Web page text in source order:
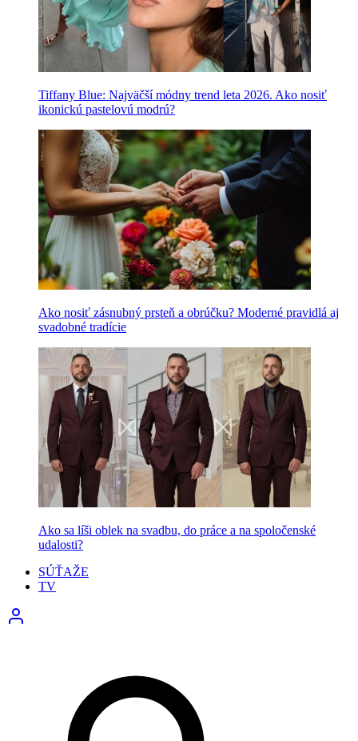
Tiffany Blue: Najväčší módny trend leta 2026. Ako nosiť
ikonickú pastelovú modrú?
Ako nosiť zásnubný prsteň a obrúčku? Moderné pravidlá aj
svadobné tradície
Ako sa líši oblek na svadbu, do práce a na spoločenské
udalosti?
SÚŤAŽE
TV